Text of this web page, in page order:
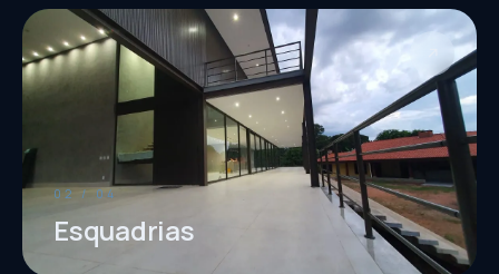
02 / 04
Esquadrias